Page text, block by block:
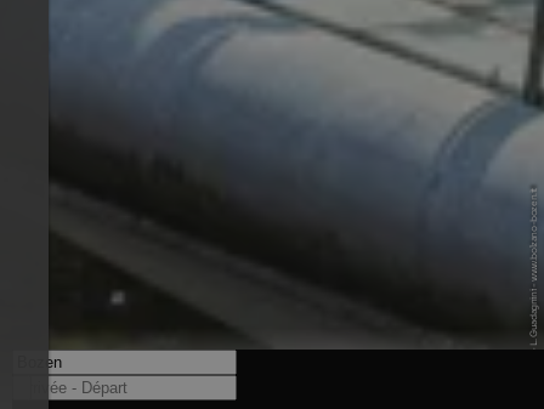
© AST-VA BZ - L. Guadagnini - www.bolzano-bozen.it